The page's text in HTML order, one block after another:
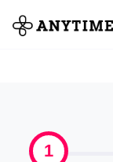
全て
1